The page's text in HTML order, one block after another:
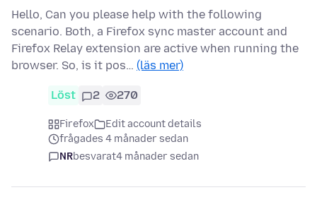
Hello, Can you please help with the following
scenario. Both, a Firefox sync master account and
Firefox Relay extension are active when running the
browser. So, is it pos… (läs mer)
Löst 2 270
Firefox
Edit account details
frågades 4 månader sedan
NRbesvarat4 månader sedan